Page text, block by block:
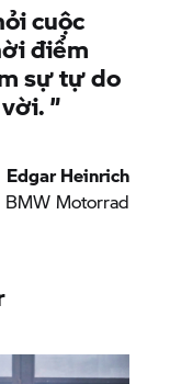
cuộc
điểm
sự tự do
”
Edgar Heinrich
BMW Motorrad